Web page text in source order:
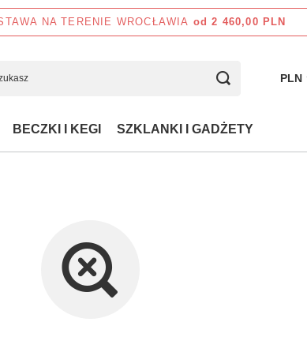
NA TERENIE WROCŁAWIA od 2 460,00 PLN
PLN
BECZKI I KEGI SZKLANKI I GADŻETY